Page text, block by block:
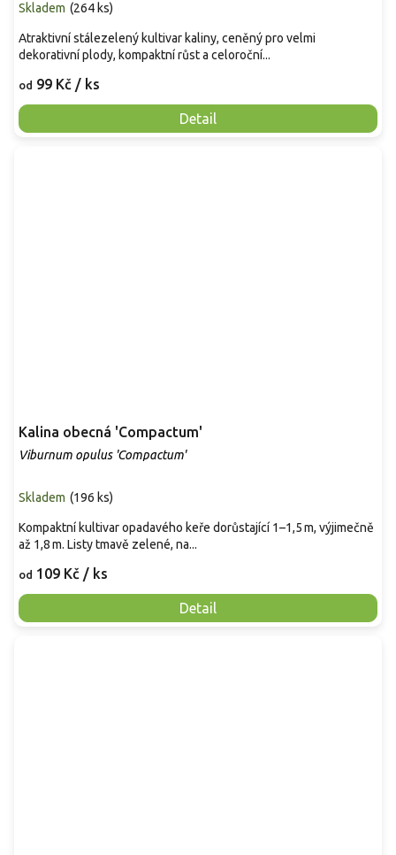
Skladem (264 ks)
od 99 Kč / ks
Detail
Atraktivní stálezelený kultivar kaliny, ceněný pro velmi
dekorativní plody, kompaktní růst a celoroční...
Kalina obecná 'Compactum'
Viburnum opulus 'Compactum'
Skladem (196 ks)
od 109 Kč / ks
Detail
Kompaktní kultivar opadavého keře dorůstající 1–1,5 m, výjimečně
až 1,8 m. Listy tmavě zelené, na...